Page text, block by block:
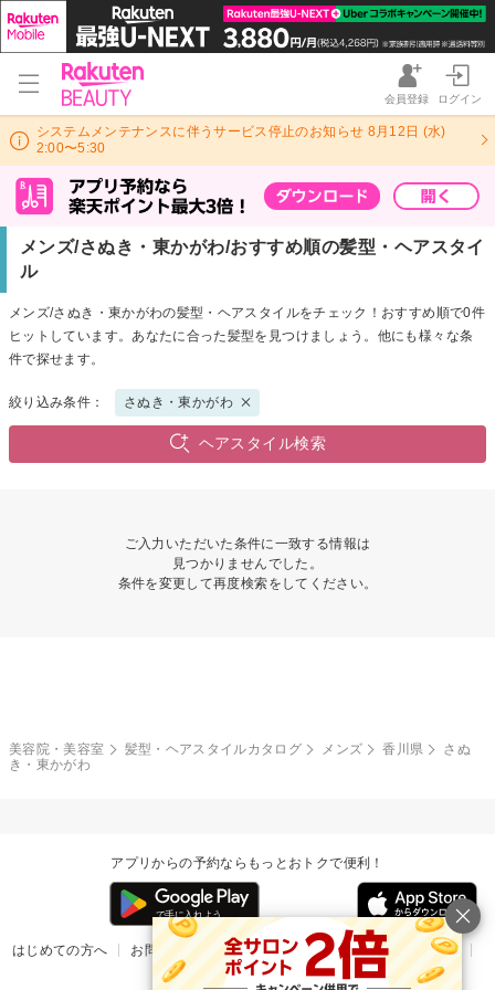
会員登録 ログイン
システムメンテナンスに伴うサービス停止のお知らせ 8月12日 (水)
2:00〜5:30
メンズ/さぬき・東かがわ/おすすめ順の髪型・ヘアスタイ
ル
メンズ/さぬき・東かがわの髪型・ヘアスタイルをチェック！おすすめ順で0件
ヒットしています。あなたに合った髪型を見つけましょう。他にも様々な条
件で探せます。
絞り込み条件： さぬき・東かがわ
ヘアスタイル検索
ご入力いただいた条件に一致する情報は
見つかりませんでした。
条件を変更して再度検索をしてください。
美容院・美容室 髪型・ヘアスタイルカタログ メンズ 香川県
さぬ
き・東かがわ
アプリからの予約ならもっとおトクで便利！
はじめての方へ お問い合わせ ヘルプ リリース情報
利用規約
掲載ご希望のサロン様